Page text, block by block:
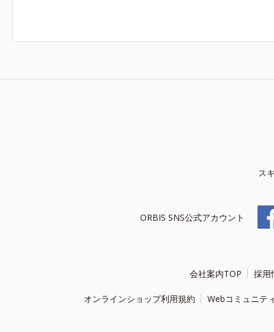
ス
ORBIS SNS公式アカウント
会社案内TOP 採用
オンラインショップ利用規約 Webコミュニテ